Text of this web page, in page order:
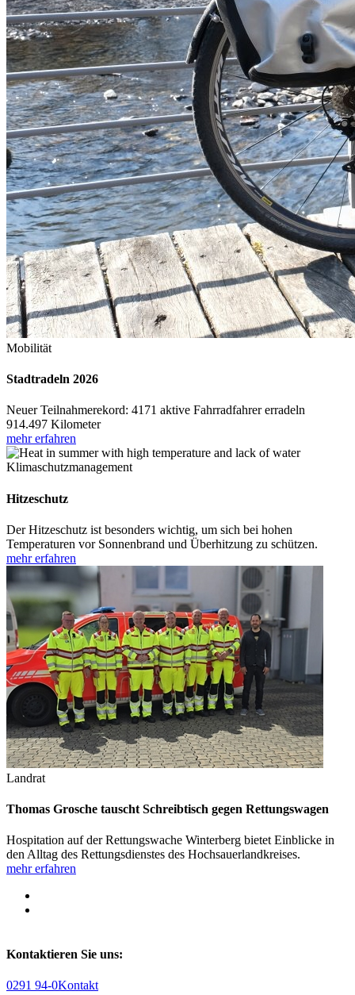
Mobilität
Stadtradeln 2026
Neuer Teilnahmerekord: 4171 aktive Fahrradfahrer erradeln
914.497 Kilometer
mehr erfahren
Klimaschutzmanagement
Hitzeschutz
Der Hitzeschutz ist besonders wichtig, um sich bei hohen
Temperaturen vor Sonnenbrand und Überhitzung zu schützen.
mehr erfahren
Landrat
Thomas Grosche tauscht Schreibtisch gegen Rettungswagen
Hospitation auf der Rettungswache Winterberg bietet Einblicke in
den Alltag des Rettungsdienstes des Hochsauerlandkreises.
mehr erfahren
Kontaktieren Sie uns:
0291 94-0Kontakt